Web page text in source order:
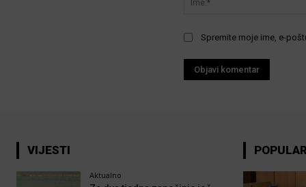
Spremite moje ime, e-
VIJESTI
Aktualno